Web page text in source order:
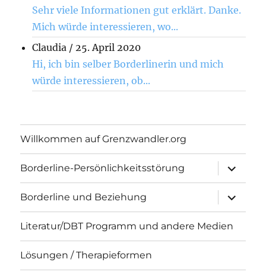
Sehr viele Informationen gut erklärt. Danke.
Mich würde interessieren, wo...
Claudia / 25. April 2020
Hi, ich bin selber Borderlinerin und mich
würde interessieren, ob...
Willkommen auf Grenzwandler.org
Borderline-Persönlichkeitsstörung
öffnen
Borderline und Beziehung
öffnen
Literatur/DBT Programm und andere Medien
Lösungen / Therapieformen